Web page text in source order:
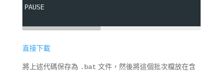
PAUSE
直接下載
將上述代碼保存為 .bat 文件，然後將這個批次檔放在含